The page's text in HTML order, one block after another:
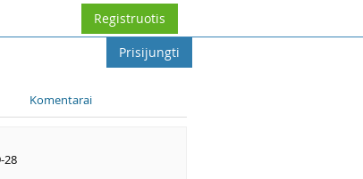
Registruotis
Prisijungti
Komentarai
28